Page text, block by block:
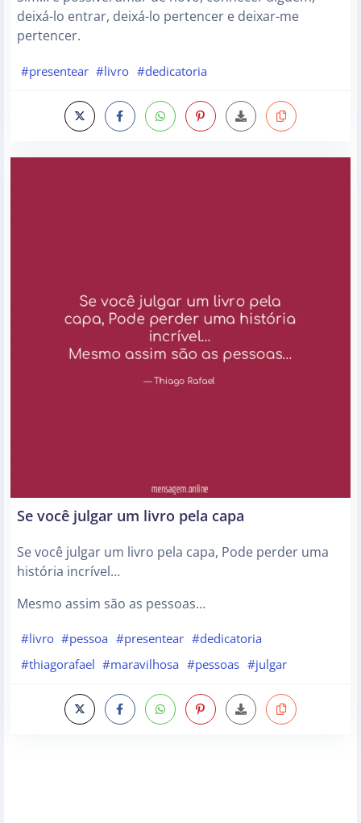
deixá-lo entrar, deixá-lo pertencer e deixar-me
pertencer.
#presentear #livro #dedicatoria
Se você julgar um livro pela capa
Se você julgar um livro pela capa, Pode perder uma
história incrível…
Mesmo assim são as pessoas…
#livro #pessoa #presentear #dedicatoria
#thiagorafael #maravilhosa #pessoas #julgar